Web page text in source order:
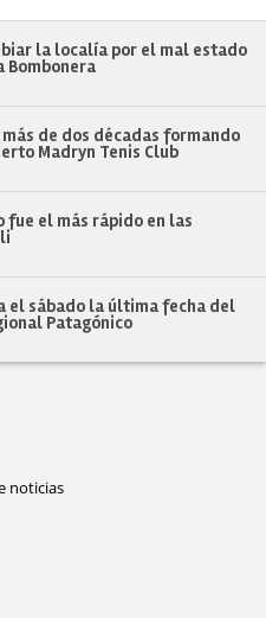
la localía por el mal estado
Bombonera
de dos décadas formando
Madryn Tenis Club
fue el más rápido en las
el sábado la última fecha del
Patagónico
noticias